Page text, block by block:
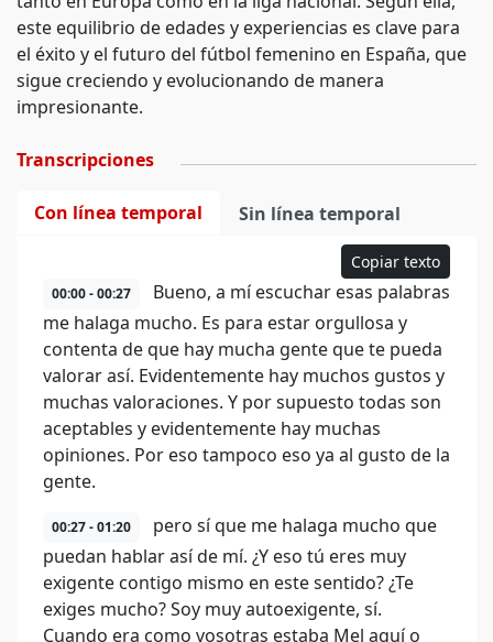
este equilibrio de edades y experiencias es clave para
el éxito y el futuro del fútbol femenino en España, que
sigue creciendo y evolucionando de manera
impresionante.
Transcripciones
Con línea temporal Sin línea temporal
Copiar texto
00:00 - 00:27
Bueno, a mí escuchar esas palabras
me halaga mucho. Es para estar orgullosa y
contenta de que hay mucha gente que te pueda
valorar así. Evidentemente hay muchos gustos y
muchas valoraciones. Y por supuesto todas son
aceptables y evidentemente hay muchas
opiniones. Por eso tampoco eso ya al gusto de la
gente.
00:27 - 01:20
pero sí que me halaga mucho que
puedan hablar así de mí. ¿Y eso tú eres muy
exigente contigo mismo en este sentido? ¿Te
exiges mucho? Soy muy autoexigente, sí.
Cuando era como vosotras estaba Mel aquí o